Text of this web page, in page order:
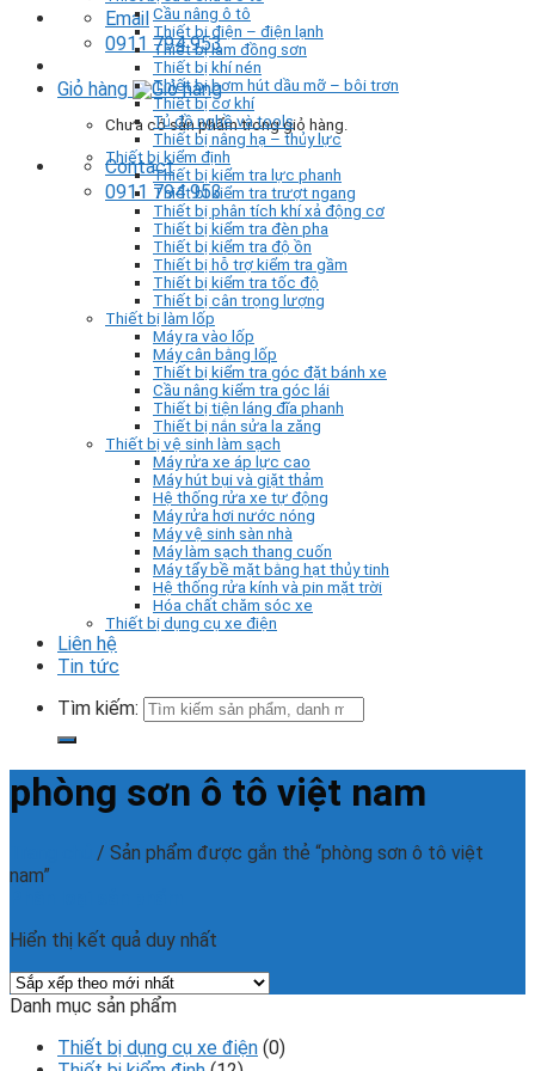
Email
0911 794 953
Giỏ hàng
Chưa có sản phẩm trong giỏ hàng.
Contact
0911 794 953
Cầu nâng ô tô
Thiết bị điện – điện lạnh
Thiết bị làm đồng sơn
Thiết bị khí nén
Thiết bị bơm hút dầu mỡ – bôi trơn
Thiết bị cơ khí
Tủ đồ nghề và tools
Thiết bị nâng hạ – thủy lực
Thiết bị kiểm định
Thiết bị kiểm tra lực phanh
Thiết bị kiểm tra trượt ngang
Thiết bị phân tích khí xả động cơ
Thiết bị kiểm tra đèn pha
Thiết bị kiểm tra độ ồn
Thiết bị hỗ trợ kiểm tra gầm
Thiết bị kiểm tra tốc độ
Thiết bị cân trọng lượng
Thiết bị làm lốp
Máy ra vào lốp
Máy cân bằng lốp
Thiết bị kiểm tra góc đặt bánh xe
Cầu nâng kiểm tra góc lái
Thiết bị tiện láng đĩa phanh
Thiết bị nắn sửa la zăng
Thiết bị vệ sinh làm sạch
Máy rửa xe áp lực cao
Máy hút bụi và giặt thảm
Hệ thống rửa xe tự động
Máy rửa hơi nước nóng
Máy vệ sinh sàn nhà
Máy làm sạch thang cuốn
Máy tẩy bề mặt bằng hạt thủy tinh
Hệ thống rửa kính và pin mặt trời
Hóa chất chăm sóc xe
Thiết bị dụng cụ xe điện
Liên hệ
Tin tức
Tìm kiếm:
phòng sơn ô tô việt nam
/ Sản phẩm được gắn thẻ “phòng sơn ô tô việt
nam”
Hiển thị kết quả duy nhất
Danh mục sản phẩm
Thiết bị dụng cụ xe điện (0)